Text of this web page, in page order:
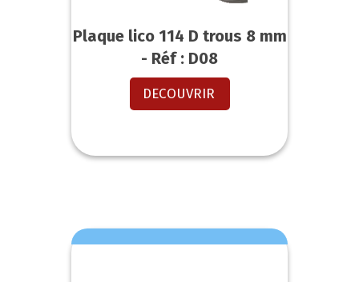
Plaque lico 114 D trous 8 mm
- Réf : D08
DECOUVRIR